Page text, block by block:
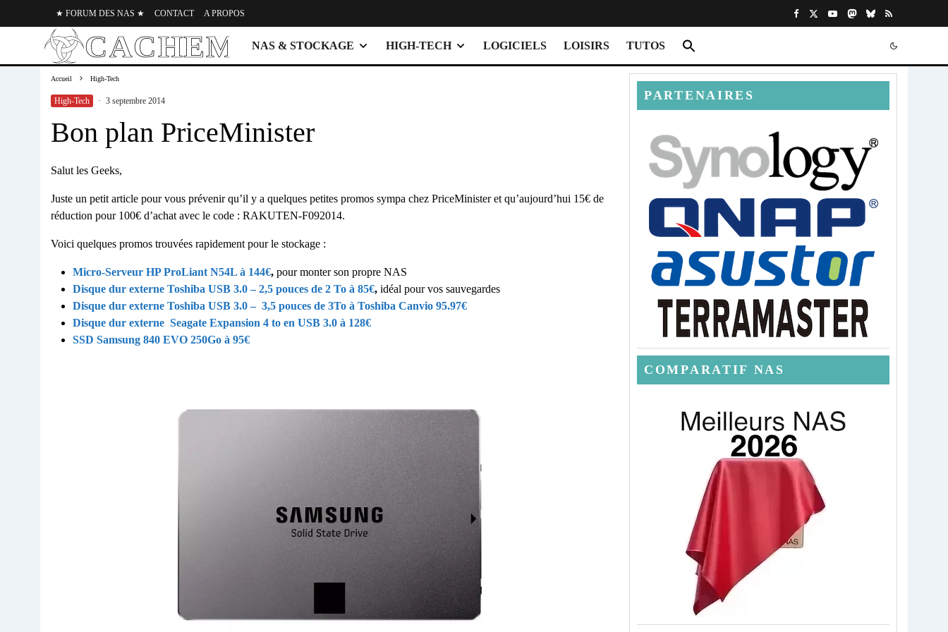
★ FORUM DES NAS ★ CONTACT A PROPOS
NAS & STOCKAGE HIGH-TECH LOGICIELS LOISIRS TUTOS
Accueil High-Tech
High-Tech · 3 septembre 2014
Bon plan PriceMinister
Salut les Geeks,
Juste un petit article pour vous prévenir qu’il y a quelques petites promos sympa chez PriceMinister et qu’aujourd’hui 15€ de
réduction pour 100€ d’achat avec le code : RAKUTEN-F092014.
Voici quelques promos trouvées rapidement pour le stockage :
Micro-Serveur HP ProLiant N54L à 144€, pour monter son propre NAS
Disque dur externe Toshiba USB 3.0 – 2,5 pouces de 2 To à 85€, idéal pour vos sauvegardes
Disque dur externe Toshiba USB 3.0 – 3,5 pouces de 3To à Toshiba Canvio 95.97€
Disque dur externe Seagate Expansion 4 to en USB 3.0 à 128€
SSD Samsung 840 EVO 250Go à 95€
PARTENAIRES
COMPARATIF NAS